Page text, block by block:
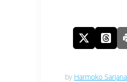
by Harmoko Sarjana